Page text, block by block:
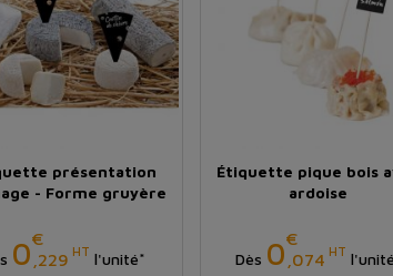
présentation
- Forme gruyère
0€
,229 HT l'unité*
Étiquette pique bois
ardoise
Dès 0€
,074 HT